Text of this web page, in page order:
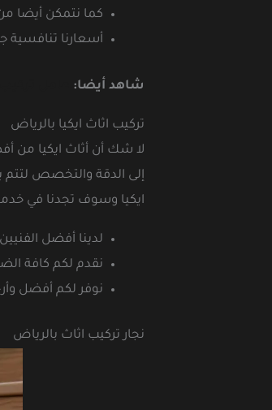
كما نتمكن أيضا
أسعارنا تنافسية
شاهد أيضا:
تركيب اثاث ايكيا بالرياض
لا شك أن أثاث ايكيا من
إلى الدقة والتخصص لتتم
ايكيا وسوف تجدنا في
لدينا أفضل
نقدم لكم كافة
نوفر لكم أفضل
نجار تركيب اثاث بالرياض